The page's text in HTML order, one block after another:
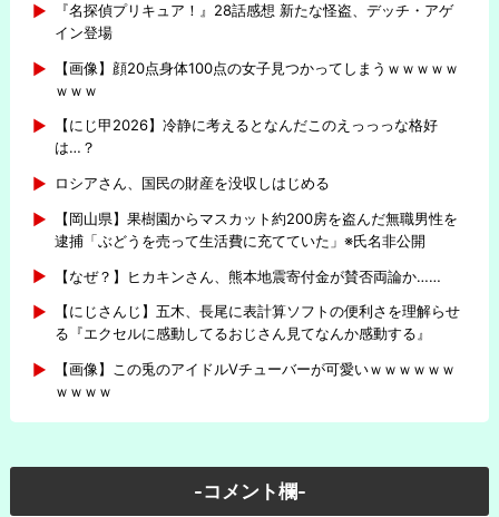
『名探偵プリキュア！』28話感想 新たな怪盗、デッチ・アゲ
イン登場
【画像】顔20点身体100点の女子見つかってしまうｗｗｗｗｗ
ｗｗｗ
【にじ甲2026】冷静に考えるとなんだこのえっっっな格好
は…？
ロシアさん、国民の財産を没収しはじめる
【岡山県】果樹園からマスカット約200房を盗んだ無職男性を
逮捕「ぶどうを売って生活費に充てていた」※氏名非公開
【なぜ？】ヒカキンさん、熊本地震寄付金が賛否両論か……
【にじさんじ】五木、長尾に表計算ソフトの便利さを理解らせ
る『エクセルに感動してるおじさん見てなんか感動する』
【画像】この兎のアイドルVチューバーが可愛いｗｗｗｗｗｗ
ｗｗｗｗ
-コメント欄-